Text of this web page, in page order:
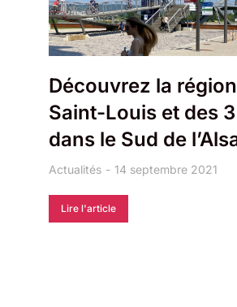
Découvrez la
Saint-Louis et des
dans le Sud de
Actualités 14 septembre 2021
Lire l'article